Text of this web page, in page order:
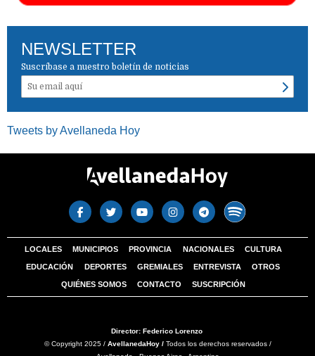
NEWSLETTER
Suscríbase a nuestro boletín de noticias
Tweets by Avellaneda Hoy
LOCALES MUNICIPIOS PROVINCIA NACIONALES CULTURA
EDUCACIÓN DEPORTES GREMIALES ENTREVISTA OTROS
QUIÉNES SOMOS CONTACTO SUSCRIPCIÓN
Director: Federico Lorenzo
© Copyright 2025 / AvellanedaHoy /Todos los derechos reservados /